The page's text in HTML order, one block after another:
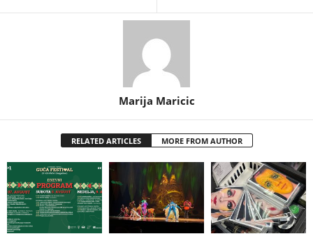
Marija Maricic
RELATED ARTICLES MORE FROM AUTHOR